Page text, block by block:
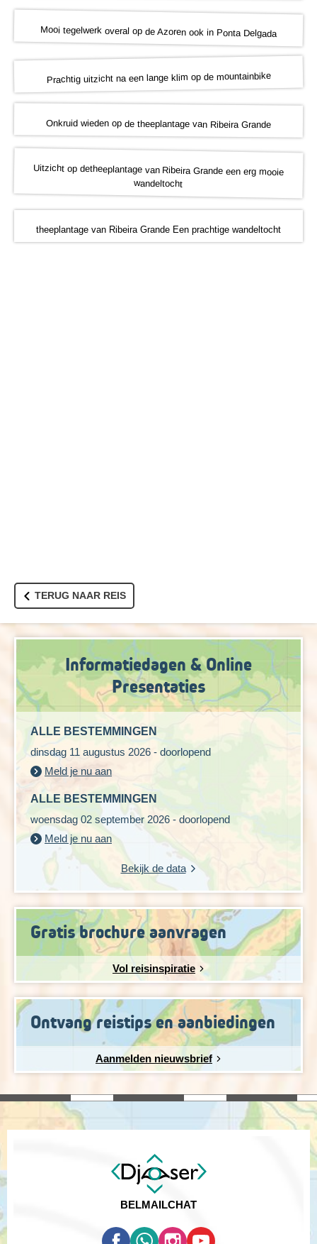
Mooi tegelwerk overal op de Azoren ook in Ponta Delgada
Prachtig uitzicht na een lange klim op de mountainbike
Onkruid wieden op de theeplantage van Ribeira Grande
Uitzicht op detheeplantage van Ribeira Grande een erg mooie
wandeltocht
theeplantage van Ribeira Grande Een prachtige wandeltocht
TERUG NAAR REIS
Informatiedagen & Online
Presentaties
ALLE BESTEMMINGEN
dinsdag 11 augustus 2026 - doorlopend
Meld je nu aan
ALLE BESTEMMINGEN
woensdag 02 september 2026 - doorlopend
Meld je nu aan
Bekijk de data
Gratis brochure aanvragen
Vol reisinspiratie
Ontvang reistips en aanbiedingen
Aanmelden nieuwsbrief
BELMAILCHAT